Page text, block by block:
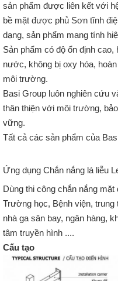
sản phẩm được liên kết với
bề mặt được phủ Sơn tĩnh
dạng, sản phẩm mang tính
Sản phẩm có độ ổn định
nước, không bị oxy hóa,
môi trường.
Basi Group luôn nghiên cứu
thân thiện với môi trường,
vững.
Tất cả các sản phẩm của
Ứng dụng Chắn nắng lá liễu
Dùng thi công chắn nắng
Trường học, Bệnh viện,
nhà ga sân bay, ngân hàng,
tâm truyền hình ....
Cấu tạo